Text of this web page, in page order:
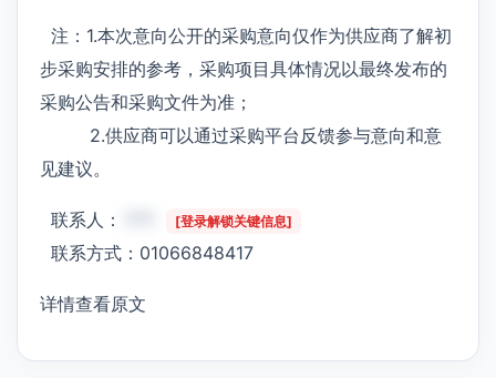
注：1.本次意向公开的采购意向仅作为供应商了解初
步采购安排的参考，采购项目具体情况以最终发布的
采购公告和采购文件为准；
2.供应商可以通过采购平台反馈参与意向和意
见建议。
联系人： [登录解锁关键信息]
联系方式：01066848417
详情查看原文